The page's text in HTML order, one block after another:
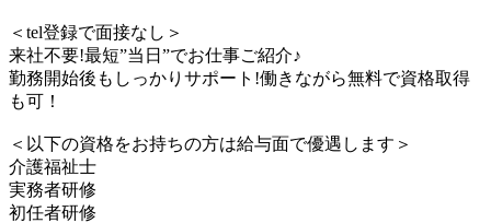
＜tel登録で面接なし＞
来社不要!最短”当日”でお仕事ご紹介♪
勤務開始後もしっかりサポート!働きながら無料で資格取得
も可！
＜以下の資格をお持ちの方は給与面で優遇します＞
介護福祉士
実務者研修
初任者研修